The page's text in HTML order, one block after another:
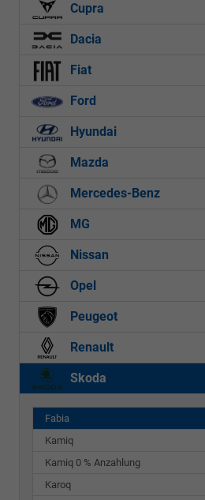
Cupra
Dacia
Fiat
Ford
Hyundai
Mazda
Mercedes-Benz
MG
Nissan
Opel
Peugeot
Renault
Skoda
Fabia
Kamiq
Kamiq 0 % Anzahlung
Karoq